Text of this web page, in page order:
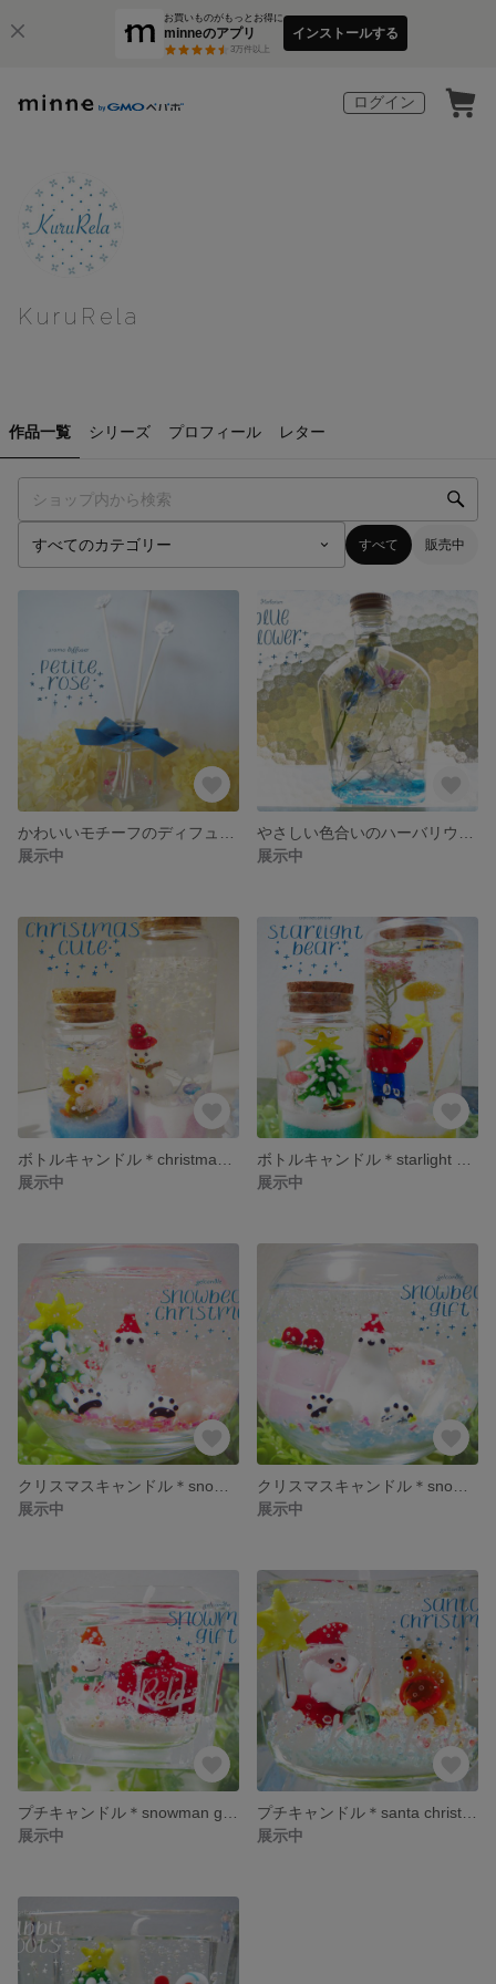
お買いものがもっとお得に
minneのアプリ
3万件以上
インストールする
ログイン
KuruRela
作品一覧 シリーズ プロフィール レター
すべて 販売中
展示中
展示中
展示中
展示中
展示中
展示中
展示中
展示中